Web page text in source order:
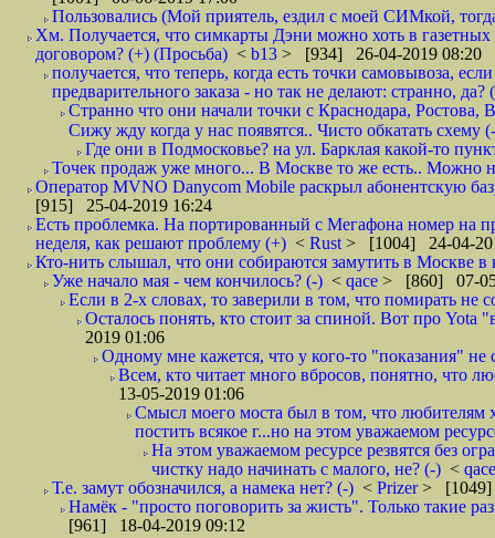
Пользовались (Мой приятель, ездил с моей СИМкой,
Хм. Получается, что симкарты Дэни можно хоть в газетных
договором? (+) (Просьба) < b13 > [934] 26-04-2019 08:20
получается, что теперь, когда есть точки самовывоза,
предварительного заказа - но так не делают: странно, да?
Странно что они начали точки с Краснодара,
Сижу жду когда у нас появятся.. Чисто обкатать схему
Где они в Подмосковье? на ул. Барклая какой-то
Точек продаж уже много... В Москве то же есть.. Можно
Оператор MVNO Danycom Mobile раскрыл абонентскую
[915] 25-04-2019 16:24
Есть проблемка. На портированный с Мегафона номер на
неделя, как решают проблему (+) < Rust > [1004] 24-04-
Кто-нить слышал, что они собираются замутить в Москве в
Уже начало мая - чем кончилось? (-) < qace > [860] 07-
Если в 2-х словах, то заверили в том, что помирать не
Осталось понять, кто стоит за спиной. Вот про Yota
2019 01:06
Одному мне кажется, что у кого-то "показания" не
Всем, кто читает много вбросов, понятно, что
13-05-2019 01:06
Смысл моего моста был в том, что любителям
постить всякое г...но на этом уважаемом
На этом уважаемом ресурсе резвятся без
чистку надо начинать с малого, не? (-) <
Т.е. замут обозначился, а намека нет? (-) < Prizer> [1049]
Намёк - "просто поговорить за жисть". Только такие
[961] 18-04-2019 09:12